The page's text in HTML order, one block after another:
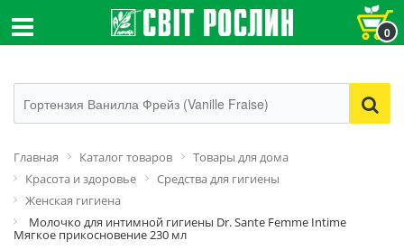
0
Главная Каталог товаров
Товары для дома
Красота и здоровье
Средства для гигиены
Женская гигиена
Молочко для интимной гигиены Dr. Sante Femme Intime
Мягкое прикосновение 230 мл